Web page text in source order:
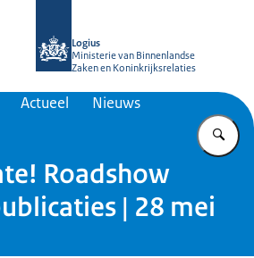
Logius
Ministerie van Binnenlandse
Zaken en Koninkrijksrelaties
Actueel Nieuws
Roadshow
| 28 mei